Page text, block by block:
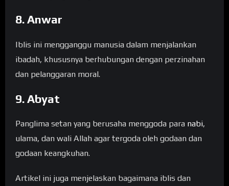
8. Anwar
Iblis ini mengganggu manusia dalam menjalankan
ibadah, khususnya berhubungan dengan perzinahan
dan pelanggaran moral.
9. Abyat
Panglima setan yang berusaha menggoda para nabi,
ulama, dan wali Allah agar tergoda oleh godaan dan
godaan keangkuhan.
Artikel ini juga menjelaskan bagaimana iblis dan